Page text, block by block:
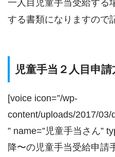
一人目児童手当受給する
する書類になりますので
児童手当２人目申請
[voice icon=”/wp-
content/uploads/2017/
” name=”児童手当さん”
降〜の児童手当受給申請